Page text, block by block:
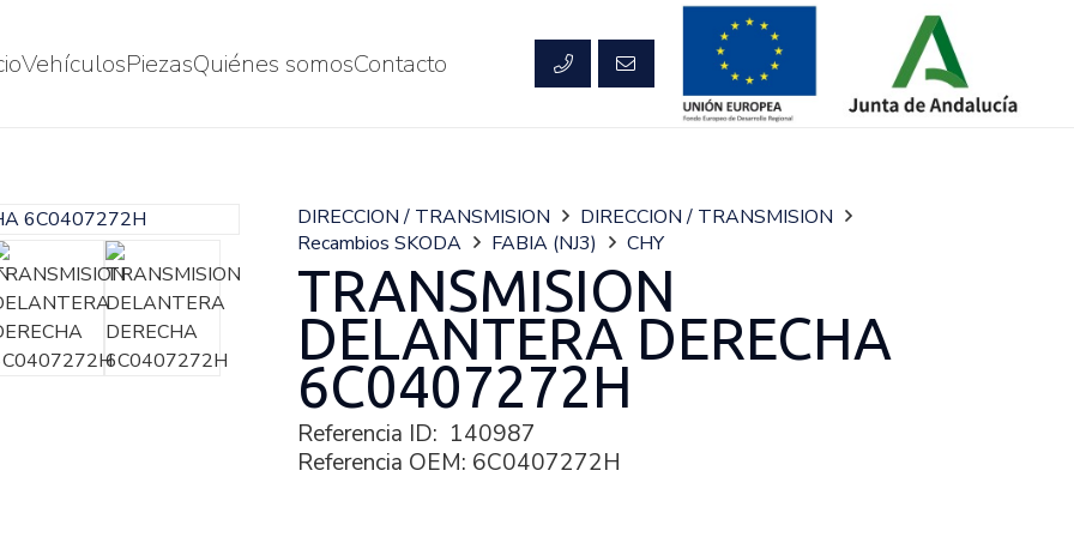
VehículosPiezasQuiénes somosContacto
DIRECCION / TRANSMISION
DIRECCION / TRANSMISION
Recambios SKODA
FABIA (NJ3) CHY
TRANSMISION
DELANTERA DERECHA
6C0407272H
Referencia ID: 140987
Referencia OEM: 6C0407272H